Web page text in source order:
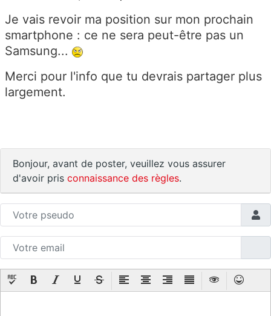
Je vais revoir ma position sur mon prochain
smartphone : ce ne sera peut-être pas un
Samsung...
Merci pour l'info que tu devrais partager plus
largement.
Bonjour, avant de poster, veuillez vous assurer
d'avoir pris connaissance des règles.